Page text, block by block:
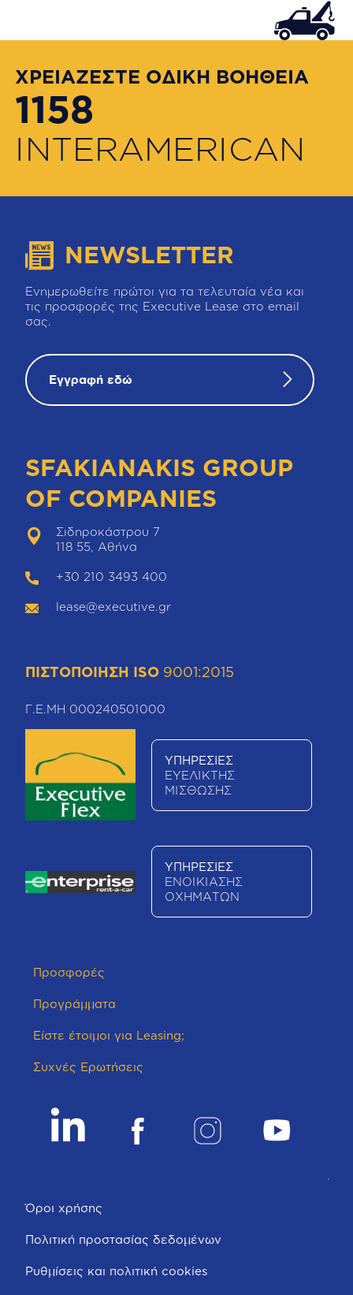
ΧΡΕΙΑΖΕΣΤΕ ΟΔΙΚΗ ΒΟΗΘΕΙΑ
1158
INTERAMERICAN
NEWSLETTER
Ενημερωθείτε πρώτοι για τα τελευταία νέα και
τις προσφορές της Executive Lease στο email
σας.
Εγγραφή εδώ
SFAKIANAKIS GROUP
OF COMPANIES
Σιδηροκάστρου 7
118 55, Αθήνα
+30 210 3493 400
lease@executive.gr
ΠΙΣΤΟΠΟΙΗΣΗ ISO 9001:2015
Γ.Ε.ΜΗ 000240501000
ΥΠΗΡΕΣΙΕΣ
ΕΥΕΛΙΚΤΗΣ
ΜΙΣΘΩΣΗΣ
ΥΠΗΡΕΣΙΕΣ
ΕΝΟΙΚΙΑΣΗΣ
ΟΧΗΜΑΤΩΝ
Προσφορές
Προγράμματα
Είστε έτοιμοι για Leasing;
Συχνές Ερωτήσεις
Όροι χρήσης
Πολιτική προστασίας δεδομένων
Ρυθμίσεις και πολιτική cookies